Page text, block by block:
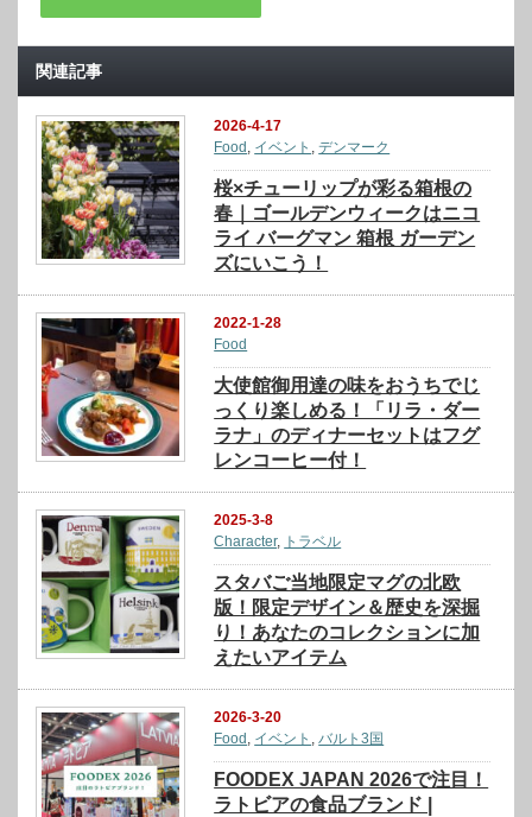
関連記事
2026-4-17
Food , イベント ,デンマーク
桜×チューリップが彩る箱根の
春｜ゴールデンウィークはニコ
ライ バーグマン 箱根 ガーデン
ズにいこう！
2022-1-28
Food
大使館御用達の味をおうちでじ
っくり楽しめる！「リラ・ダー
ラナ」のディナーセットはフグ
レンコーヒー付！
2025-3-8
Character, トラベル
スタバご当地限定マグの北欧
版！限定デザイン＆歴史を深掘
り！あなたのコレクションに加
えたいアイテム
2026-3-20
Food , イベント ,バルト3国
FOODEX JAPAN 2026で注目！
ラトビアの食品ブランド |